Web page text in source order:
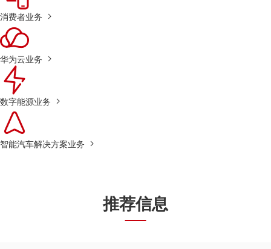
消费者业务
华为云业务
数字能源业务
智能汽车解决方案业务
推荐信息